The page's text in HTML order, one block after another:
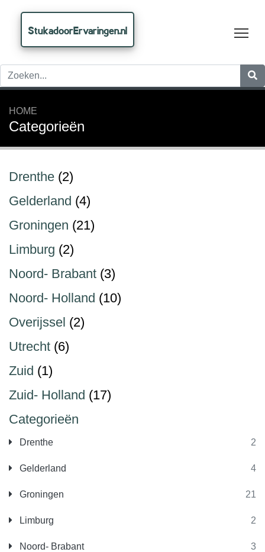
StukadoorErvaringen.nl
HOME
Categorieën
Categorieën
Drenthe 2
Gelderland 4
Groningen 21
Limburg 2
Noord- Brabant 3
Drenthe (2)
Gelderland (4)
Groningen (21)
Limburg (2)
Noord- Brabant (3)
Noord- Holland (10)
Overijssel (2)
Utrecht (6)
Zuid (1)
Zuid- Holland (17)